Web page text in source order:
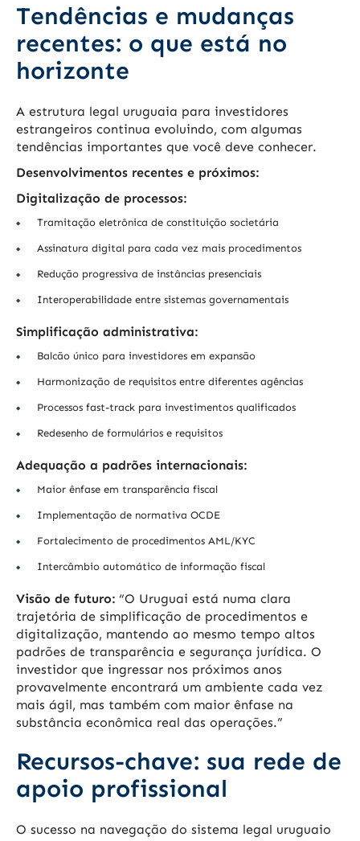
Tendências e mudanças
recentes: o que está no
horizonte
A estrutura legal uruguaia para investidores
estrangeiros continua evoluindo, com algumas
tendências importantes que você deve conhecer.
Desenvolvimentos recentes e próximos:
Digitalização de processos:
Tramitação eletrônica de constituição societária
Assinatura digital para cada vez mais procedimentos
Redução progressiva de instâncias presenciais
Interoperabilidade entre sistemas governamentais
Simplificação administrativa:
Balcão único para investidores em expansão
Harmonização de requisitos entre diferentes agências
Processos fast-track para investimentos qualificados
Redesenho de formulários e requisitos
Adequação a padrões internacionais:
Maior ênfase em transparência fiscal
Implementação de normativa OCDE
Fortalecimento de procedimentos AML/KYC
Intercâmbio automático de informação fiscal
Visão de futuro: “O Uruguai está numa clara
trajetória de simplificação de procedimentos e
digitalização, mantendo ao mesmo tempo altos
padrões de transparência e segurança jurídica. O
investidor que ingressar nos próximos anos
provavelmente encontrará um ambiente cada vez
mais ágil, mas também com maior ênfase na
substância econômica real das operações.”
Recursos-chave: sua rede de
apoio profissional
O sucesso na navegação do sistema legal uruguaio